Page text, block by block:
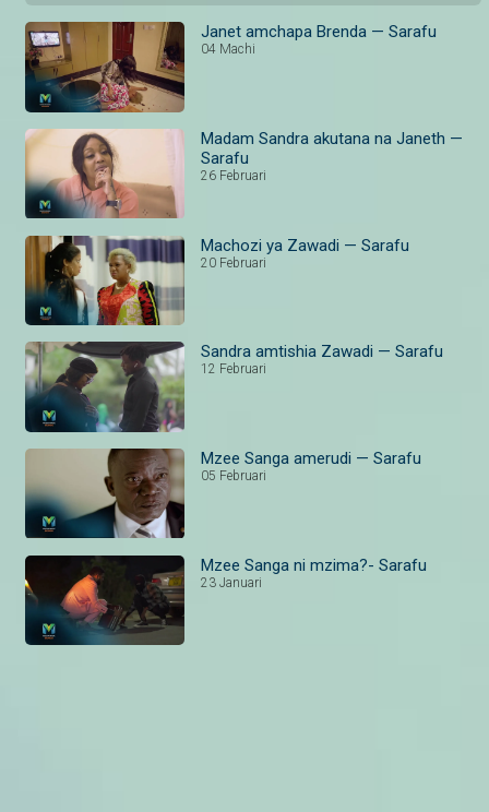
Janet amchapa Brenda — Sarafu
04 Machi
Madam Sandra akutana na Janeth —
Sarafu
26 Februari
Machozi ya Zawadi — Sarafu
20 Februari
Sandra amtishia Zawadi — Sarafu
12 Februari
Mzee Sanga amerudi — Sarafu
05 Februari
Mzee Sanga ni mzima?- Sarafu
23 Januari